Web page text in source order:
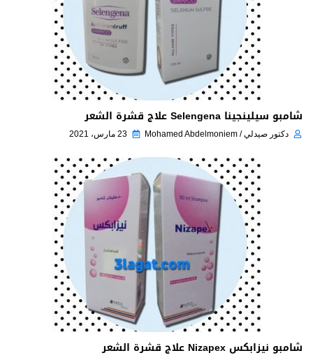
شامبو سيلينجينا Selengena علاج قشرة الشعر
دكتور صيدلي / Mohamed Abdelmoniem 23 مارس، 2021
شامبو نيزابكس Nizapex علاج قشرة الشعر